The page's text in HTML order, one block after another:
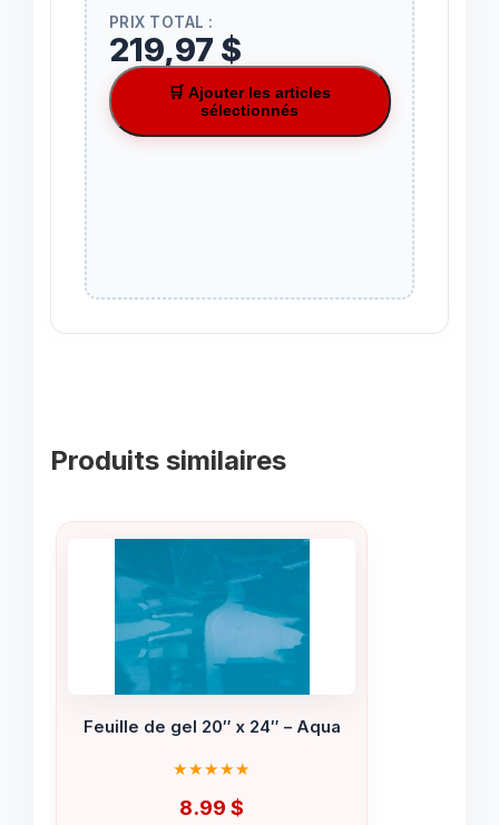
PRIX TOTAL :
219,97 $
🛒 Ajouter les articles
sélectionnés
Produits similaires
Feuille de gel 20″ x 24″ – Aqua
8.99 $